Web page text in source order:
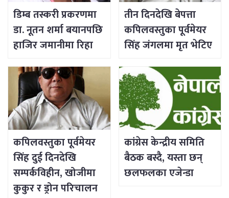
डिम्ब तस्करी प्रकरणमा
डा. नूतन शर्मा बयानपछि
हाजिर जमानीमा रिहा
तीन दिनदेखि बेपत्ता
कपिलवस्तुका पूर्वमेयर
सिंह जंगलमा मृत भेटिए
कपिलवस्तुका पूर्वमेयर
सिंह दुई दिनदेखि
सम्पर्कविहीन, खोजीमा
कुकुर र ड्रोन परिचालन
कांग्रेस केन्द्रीय समिति
बैठक बस्दै, यस्ता छन्
छलफलका एजेन्डा